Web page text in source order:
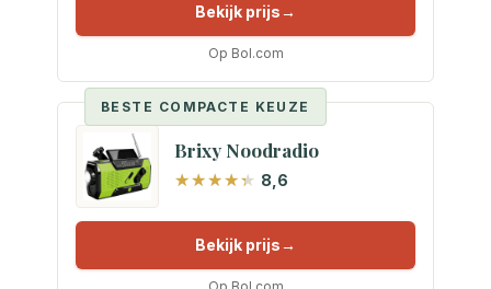
Bekijk prijs
Op Bol.com
BESTE COMPACTE KEUZE
Brixy Noodradio
8,6
Bekijk prijs